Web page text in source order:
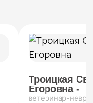
Троицкая
Егоровна -
ветеринар-